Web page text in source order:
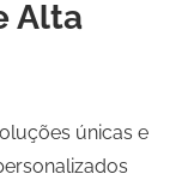
Alta
únicas e